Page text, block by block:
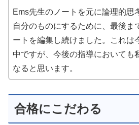
Ems先生のノートを元に論理的思
自分のものにするために、最後ま
ートを編集し続けました。これは
中ですが、今後の指導においても
なると思います。
合格にこだわる